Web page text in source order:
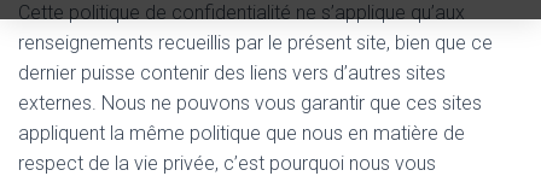
Cette politique de confidentialité ne s’applique qu’aux
renseignements recueillis par le présent site, bien que ce
dernier puisse contenir des liens vers d’autres sites
externes. Nous ne pouvons vous garantir que ces sites
appliquent la même politique que nous en matière de
respect de la vie privée, c’est pourquoi nous vous